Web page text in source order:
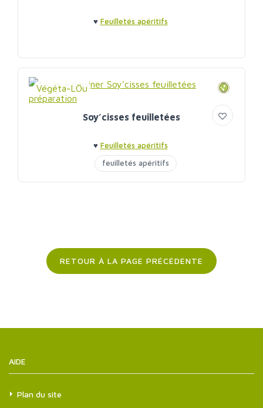
♥ Feuilletés apéritifs
Végéta-LÖu
Soy’cisses feuilletées
♥ Feuilletés apéritifs
feuilletés apéritifs
RETOUR À LA PAGE PRÉCÉDENTE
AIDE
Plan du site